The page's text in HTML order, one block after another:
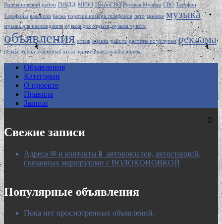
Волоконовский район ГИБДД МРЭО ПесниСВО Русская Музыка СВО Телефон
Телефоны вакансии весна горячие номера телефонов лето мнение музыка
музыка для наслаждения музыка для отдыха музыка чувств
объявления отзыв оценка работа расчеты по услугам реклама
релакс тренд удаленная хиты экстренные службы яндекс
Объявления
Категории
О проекте
Правила
Записи
Свежие записи
Адреса ✉ и контакты📱 автовокзалов, автостанций,
связанных маршрутами с ВОЛОКОНОВКОЙ
Популярные объявления
Пока нет просмотренных объявлений.
©